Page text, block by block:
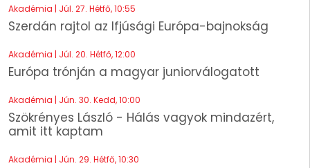
Akadémia | Júl. 27. Hétfő, 10:55
Szerdán rajtol az Ifjúsági Európa-bajnokság
Akadémia | Júl. 20. Hétfő, 12:00
Európa trónján a magyar juniorválogatott
Akadémia | Jún. 30. Kedd, 10:00
Szökrényes László - Hálás vagyok mindazért,
amit itt kaptam
Akadémia | Jún. 29. Hétfő, 10:30